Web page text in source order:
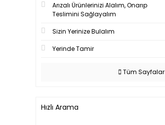
Arızalı Ürünlerinizi Alalım, Onarıp
Teslimini Sağlayalım
Sizin Yerinize Bulalım
Yerinde Tamir
Tüm Sayfalar
Hızlı Arama